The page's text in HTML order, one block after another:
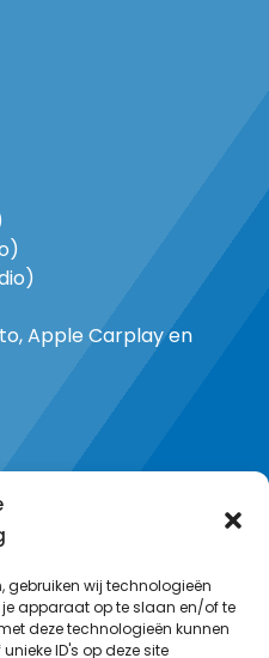
gebruiken wij technologieën
apparaat op te slaan en/of te
deze technologieën kunnen
ID's op deze site
Apple Carplay en